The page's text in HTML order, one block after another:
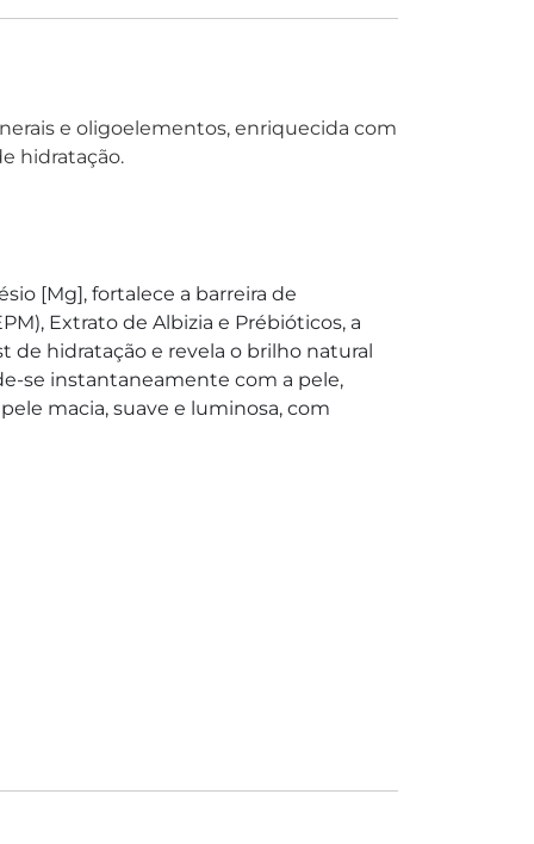
e oligoelementos, enriquecida com
hidratação.
[Mg], fortalece a barreira de
Extrato de Albizia e Prébióticos, a
de hidratação e revela o brilho natural
se instantaneamente com a pele,
macia, suave e luminosa, com